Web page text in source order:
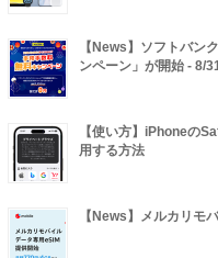
【News】ソフトバン
ンペーン」が開始 - 8/
【使い方】iPhoneの
用する方法
【News】メルカリモ